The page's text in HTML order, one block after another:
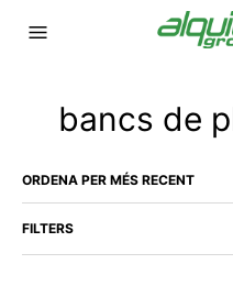
bancs de
FILTERS